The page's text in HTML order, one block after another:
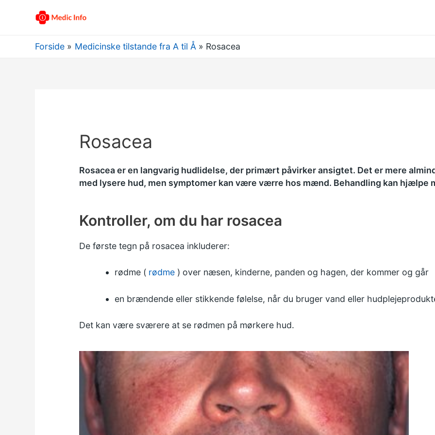
Forside Medicinske tilstande fra A til Å Rosacea
Rosacea
Rosacea er en langvarig hudlidelse, der primært påvirker ansigtet. Det er mere
med lysere hud, men symptomer kan være værre hos mænd. Behandling kan hjælpe
Kontroller, om du har rosacea
De første tegn på rosacea inkluderer:
rødme ( rødme ) over næsen, kinderne, panden og hagen, der kommer og går
en brændende eller stikkende følelse, når du bruger vand eller
Det kan være sværere at se rødmen på mørkere hud.